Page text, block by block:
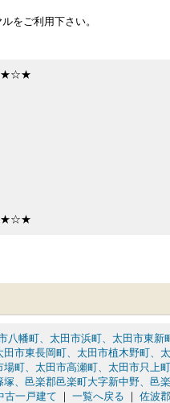
をご利用下さい。
八幡町、太田市浜町、太田市東新
市東長岡町、太田市植木野町、太
町、太田市高瀬町、太田市只上
、邑楽郡邑楽町大字新中野、邑
古一戸建て ｜ 一覧へ戻る ｜ 佐波